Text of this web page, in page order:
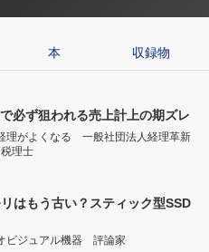
本 収録物
必ず狙われる売上計上の期ズレ
理がよくなる 一般社団法人経理革新
理士
はもう古い？スティック型SSD
ビジュアル機器 評論家